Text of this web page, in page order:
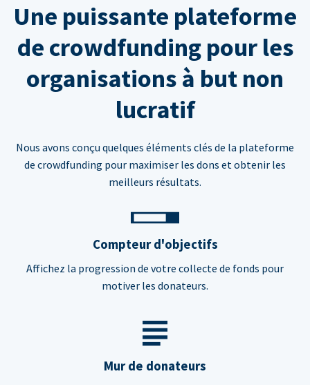
Une puissante plateforme
de crowdfunding pour les
organisations à but non
lucratif
Nous avons conçu quelques éléments clés de la plateforme
de crowdfunding pour maximiser les dons et obtenir les
meilleurs résultats.
Compteur d'objectifs
Affichez la progression de votre collecte de fonds pour
motiver les donateurs.
Mur de donateurs